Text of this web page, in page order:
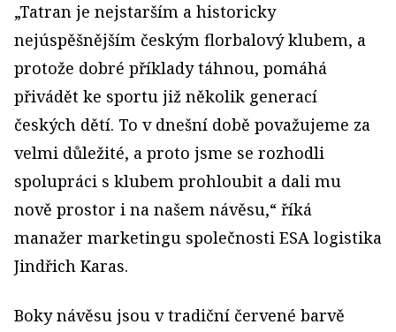
„Tatran je nejstarším a historicky
nejúspěšnějším českým florbalový klubem, a
protože dobré příklady táhnou, pomáhá
přivádět ke sportu již několik generací
českých dětí. To v dnešní době považujeme za
velmi důležité, a proto jsme se rozhodli
spolupráci s klubem prohloubit a dali mu
nově prostor i na našem návěsu,“ říká
manažer marketingu společnosti ESA logistika
Jindřich Karas.
Boky návěsu jsou v tradiční červené barvě